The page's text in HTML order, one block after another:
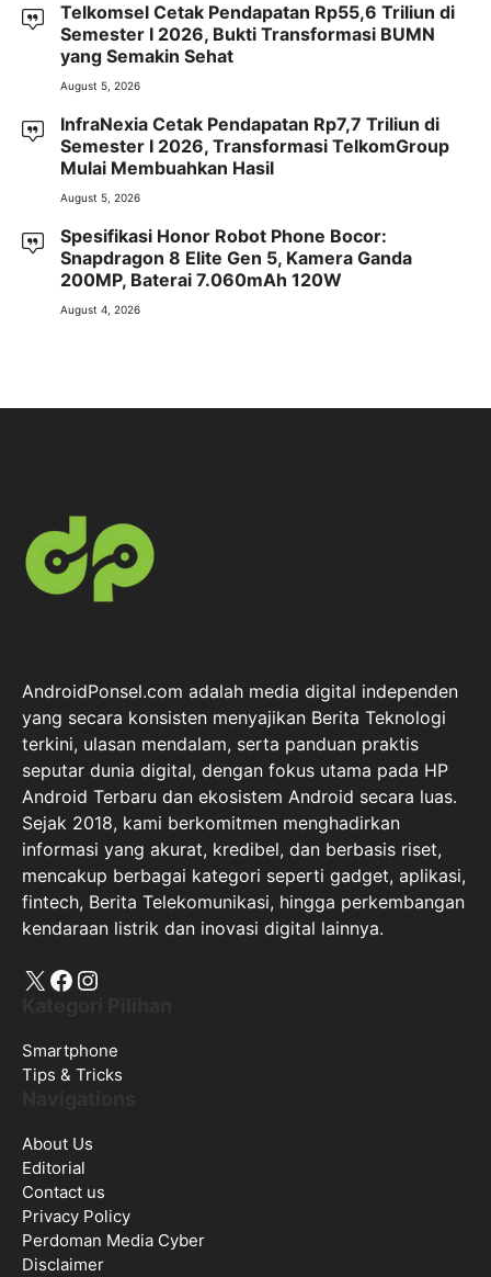
Telkomsel Cetak Pendapatan Rp55,6 Triliun di
Semester I 2026, Bukti Transformasi BUMN
yang Semakin Sehat
August 5, 2026
InfraNexia Cetak Pendapatan Rp7,7 Triliun di
Semester I 2026, Transformasi TelkomGroup
Mulai Membuahkan Hasil
August 5, 2026
Spesifikasi Honor Robot Phone Bocor:
Snapdragon 8 Elite Gen 5, Kamera Ganda
200MP, Baterai 7.060mAh 120W
August 4, 2026
AndroidPonsel.com adalah media digital independen
yang secara konsisten menyajikan Berita Teknologi
terkini, ulasan mendalam, serta panduan praktis
seputar dunia digital, dengan fokus utama pada HP
Android Terbaru dan ekosistem Android secara luas.
Sejak 2018, kami berkomitmen menghadirkan
informasi yang akurat, kredibel, dan berbasis riset,
mencakup berbagai kategori seperti gadget, aplikasi,
fintech, Berita Telekomunikasi, hingga perkembangan
kendaraan listrik dan inovasi digital lainnya.
X Facebook
Instagram
Smartphone
Tips & Tricks
About Us
Editorial
Contact us
Privacy Policy
Perdoman Media Cyber
Disclaimer